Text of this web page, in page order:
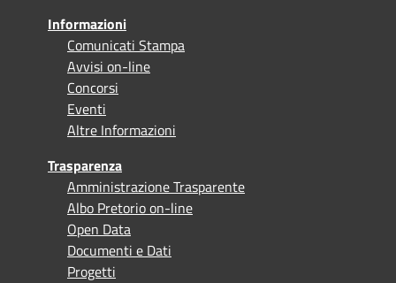
Informazioni
Comunicati Stampa
Avvisi on-line
Concorsi
Eventi
Altre Informazioni
Trasparenza
Amministrazione Trasparente
Albo Pretorio on-line
Open Data
Documenti e Dati
Progetti